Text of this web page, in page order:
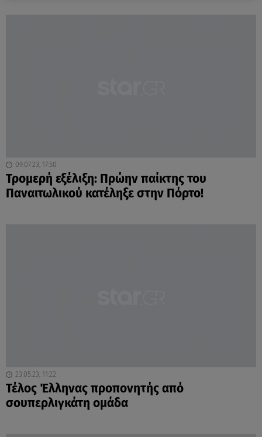
09.07.23, 17:50
Τρομερή εξέλιξη: Πρώην παίκτης του
Παναιτωλικού κατέληξε στην Πόρτο!
23.05.23, 11:22
Τέλος Έλληνας προπονητής από
σουπερλιγκάτη ομάδα